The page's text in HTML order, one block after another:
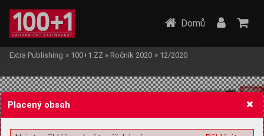
Domů
Extra Publishing » 100+1 ZZ » Ročník 2020 » 12/2020
Placený obsah